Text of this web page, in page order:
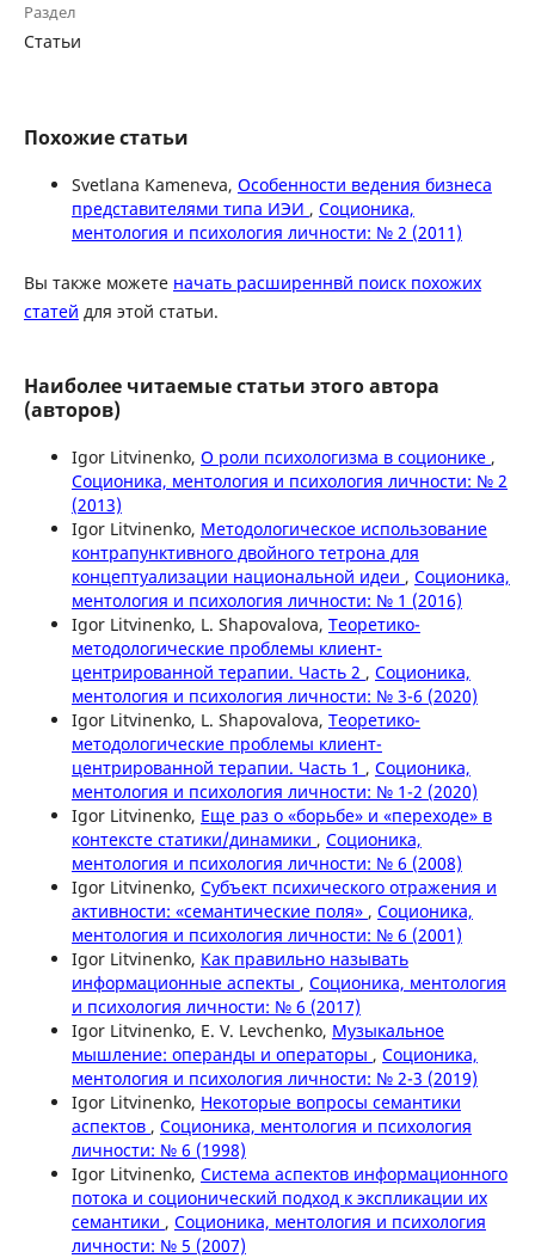
Раздел
Статьи
Похожие статьи
Svetlana Kameneva, Особенности ведения бизнеса
представителями типа ИЭИ , Соционика,
ментология и психология личности: № 2 (2011)
Вы также можете начать расширеннвй поиск похожих
статей для этой статьи.
Наиболее читаемые статьи этого автора
(авторов)
Igor Litvinenko, О роли психологизма в соционике ,
Соционика, ментология и психология личности: № 2
(2013)
Igor Litvinenko, Методологическое использование
контрапунктивного двойного тетрона для
концептуализации национальной идеи , Соционика,
ментология и психология личности: № 1 (2016)
Igor Litvinenko, L. Shapovalova, Теоретико-
методологические проблемы клиент-
центрированной терапии. Часть 2 , Соционика,
ментология и психология личности: № 3-6 (2020)
Igor Litvinenko, L. Shapovalova, Теоретико-
методологические проблемы клиент-
центрированной терапии. Часть 1 , Соционика,
ментология и психология личности: № 1-2 (2020)
Igor Litvinenko, Еще раз о «борьбе» и «переходе» в
контексте статики/динамики , Соционика,
ментология и психология личности: № 6 (2008)
Igor Litvinenko, Субъект психического отражения и
активности: «семантические поля» , Соционика,
ментология и психология личности: № 6 (2001)
Igor Litvinenko, Как правильно называть
информационные аспекты , Соционика, ментология
и психология личности: № 6 (2017)
Igor Litvinenko, E. V. Levchenko, Музыкальное
мышление: операнды и операторы , Соционика,
ментология и психология личности: № 2-3 (2019)
Igor Litvinenko, Некоторые вопросы семантики
аспектов , Соционика, ментология и психология
личности: № 6 (1998)
Igor Litvinenko, Система аспектов информационного
потока и соционический подход к экспликации их
семантики , Соционика, ментология и психология
личности: № 5 (2007)